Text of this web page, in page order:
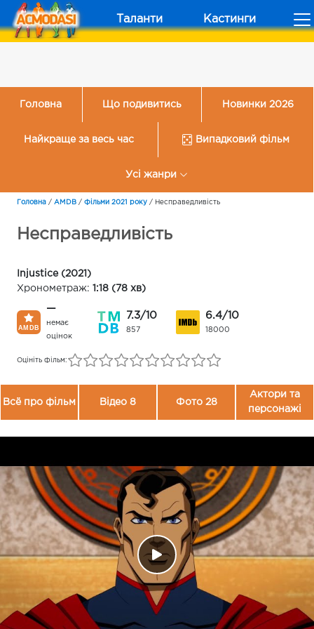
Таланти Кастинги
Головна Що подивитись Новинки 2026
Найкраще за весь час Випадковий фільм
Усі жанри
Головна / AMDB / Фільми 2021 року / Несправедливість
Несправедливість
Injustice (2021)
Хронометраж: 1:18 (78 хв)
—
немає
оцінок
7.3/10
857
6.4/10
18000
Оцініть фільм:
Всё про фільм Відео 8 Фото 28
Актори та
персонажі